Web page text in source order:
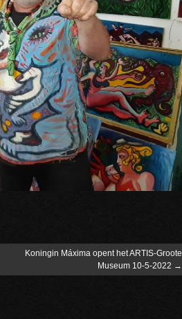
Koningin Máxima opent het ARTIS-Groote
Museum 10-5-2022 →